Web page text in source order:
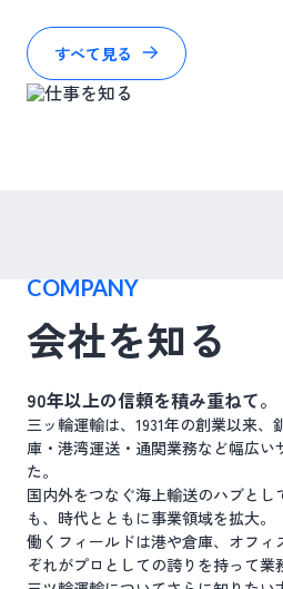
すべて見る
COMPANY
会社を知る
90年以上の信頼を積み重ねて。
三ッ輪運輸は、1931年の創業以来
庫・港湾運送・通関業務など幅広い
た。
国内外をつなぐ海上輸送のハブとし
も、時代とともに事業領域を拡大。
働くフィールドは港や倉庫、オフィ
ぞれがプロとしての誇りを持って業